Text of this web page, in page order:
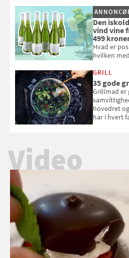
og se,
Den
vind vine
499
Hvad er
hvilken
med i
du kan
Esmeralda.
september
GRILL
35 gode
Grillmad er
hovedret
har i hvert
Video